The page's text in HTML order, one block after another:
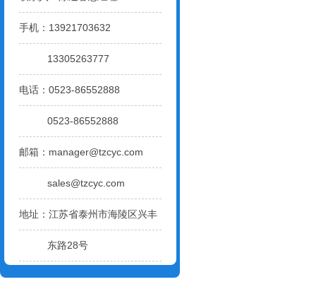
手机：13921703632
13305263777
电话：0523-86552888
0523-86552888
邮箱： manager@tzcyc.com
sales@tzcyc.com
地址：江苏省泰州市海陵区兴丰
东路28号